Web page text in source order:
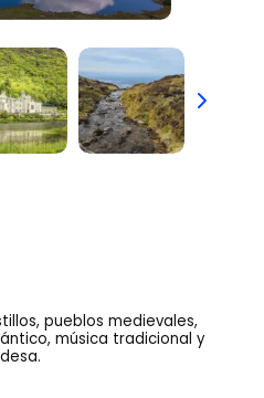
pueblos medievales,
música tradicional y